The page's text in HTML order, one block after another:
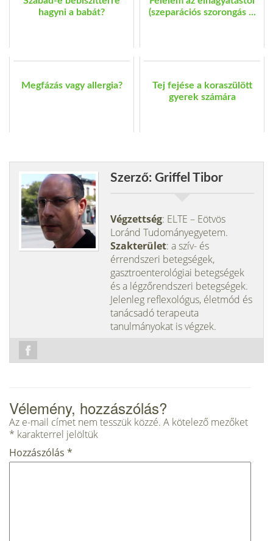
hagyni a babát?
(szeparációs szorongás ...
Megfázás vagy allergia?
Tej fejése a koraszülött
gyerek számára
Szerző: Griffel Tibor
Végzettség: ELTE – Eötvös
Loránd Tudományegyetem.
Szakterület: a szív- és
érrendszeri betegségek,
gasztroenterológiai betegségek
és a légzőrendszeri betegségek.
Jelenleg reflexológus, életmód és
tanácsadó terapeuta
tanulmányokat is végzek.
Vélemény, hozzászólás?
Az e-mail címet nem tesszük közzé. A kötelező mezőket
* karakterrel jelöltük
Hozzászólás *